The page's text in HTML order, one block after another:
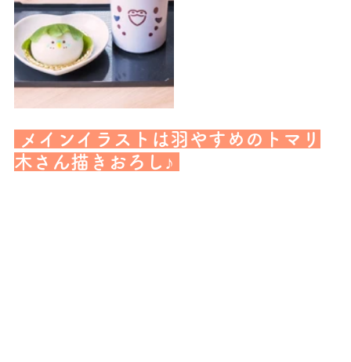
メインイラストは羽やすめのトマリ
木さん描きおろし♪